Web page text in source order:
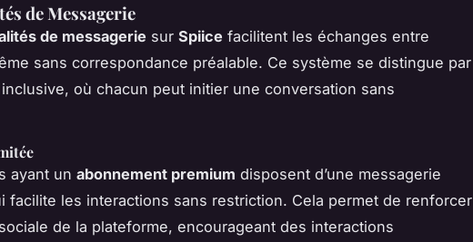
de Messagerie
de messagerie sur Spiice facilitent les échanges entre
sans correspondance préalable. Ce système se distingue par
où chacun peut initier une conversation sans
ayant un abonnement premium disposent d’une messagerie
facilite les interactions sans restriction. Cela permet de renforcer
de la plateforme, encourageant des interactions